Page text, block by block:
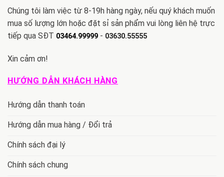
Chúng tôi làm việc từ 8-19h hàng ngày, nếu quý khách muốn
mua số lượng lớn hoặc đặt sỉ sản phẩm vui lòng liên hệ trực
tiếp qua SĐT 03464.99999 - 03630.55555
Xin cảm ơn!
HƯỚNG DẪN KHÁCH HÀNG
Hướng dẫn thanh toán
Hướng dẫn mua hàng / Đổi trả
Chính sách đại lý
Chính sách chung